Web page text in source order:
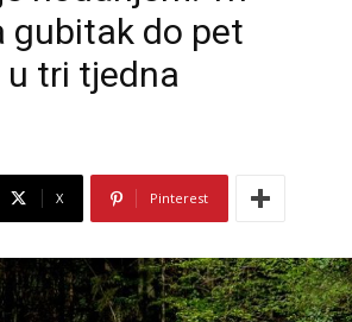
gubitak do pet
tri tjedna
X Pinterest